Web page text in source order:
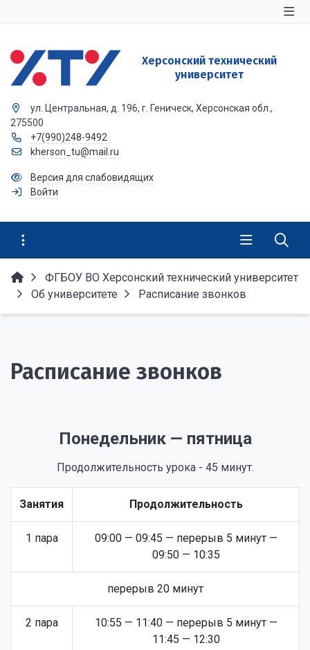
Херсонский технический
университет
ул. Центральная, д. 196, г. Геническ, Херсонская обл.,
275500
+7(990)248-9492
kherson_tu@mail.ru
Версия для слабовидящих
Войти
ФГБОУ ВО Херсонский технический университет
Об университете
Расписание звонков
Расписание звонков
Понедельник — пятница
Продолжительность урока - 45 минут.
Занятия Продолжительность
1 пара
09:00 — 09:45 — перерыв 5 минут —
09:50 — 10:35
перерыв 20 минут
2 пара
10:55 — 11:40 — перерыв 5 минут —
11:45 — 12:30